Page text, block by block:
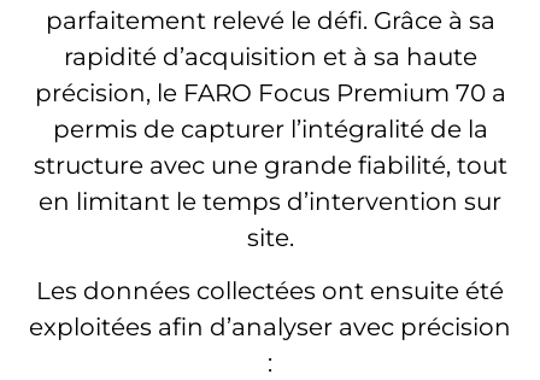
parfaitement relevé le défi. Grâce à sa
rapidité d’acquisition et à sa haute
précision, le FARO Focus Premium 70 a
permis de capturer l’intégralité de la
structure avec une grande fiabilité, tout
en limitant le temps d’intervention sur
site.
Les données collectées ont ensuite été
exploitées afin d’analyser avec précision
: